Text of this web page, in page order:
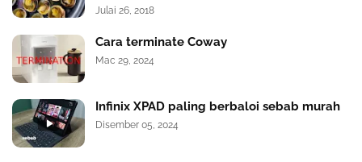
Julai 26, 2018
Cara terminate Coway
Mac 29, 2024
Infinix XPAD paling berbaloi sebab murah
Disember 05, 2024